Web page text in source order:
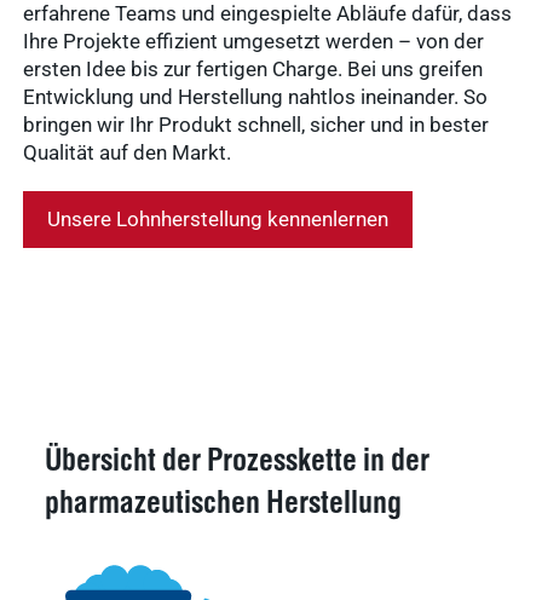
erfahrene Teams und eingespielte Abläufe dafür, dass
Ihre Projekte effizient umgesetzt werden – von der
ersten Idee bis zur fertigen Charge. Bei uns greifen
Entwicklung und Herstellung nahtlos ineinander. So
bringen wir Ihr Produkt schnell, sicher und in bester
Qualität auf den Markt.
Unsere Lohnherstellung kennenlernen
Übersicht der Prozesskette in der
pharmazeutischen Herstellung